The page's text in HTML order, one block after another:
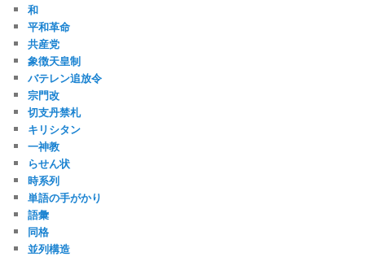
和
平和革命
共産党
象徴天皇制
バテレン追放令
宗門改
切支丹禁札
キリシタン
一神教
らせん状
時系列
単語の手がかり
語彙
同格
並列構造